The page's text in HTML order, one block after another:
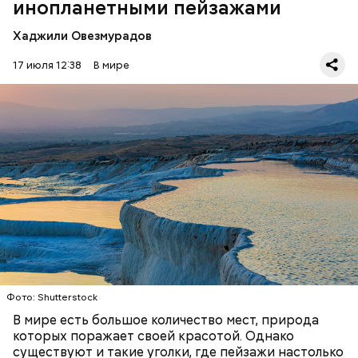
инопланетными пейзажами
Хаджили Овезмурадов
17 июля 12:38 В мире
Фото: Shutterstock
В мире есть большое количество мест, природа
которых поражает своей красотой. Однако
существуют и такие уголки, где пейзажи настолько
Термальные источники Памуккале в Турции
выглядят так, будто они сделаны изо льда, но на
самом деле они состоят из отложений известняка.
Горячие источники, насыщенные кальцием,
тысячелетиями создавали эти ступенчатые
бассейны. Сейчас это одна из самых известных
достопримечательностей в Турции.
ПРИРОДА ПЛАНЕТА ЗЕМЛЯ ТУРИЗМ
Стив Балмер
Фото: Shutterstock